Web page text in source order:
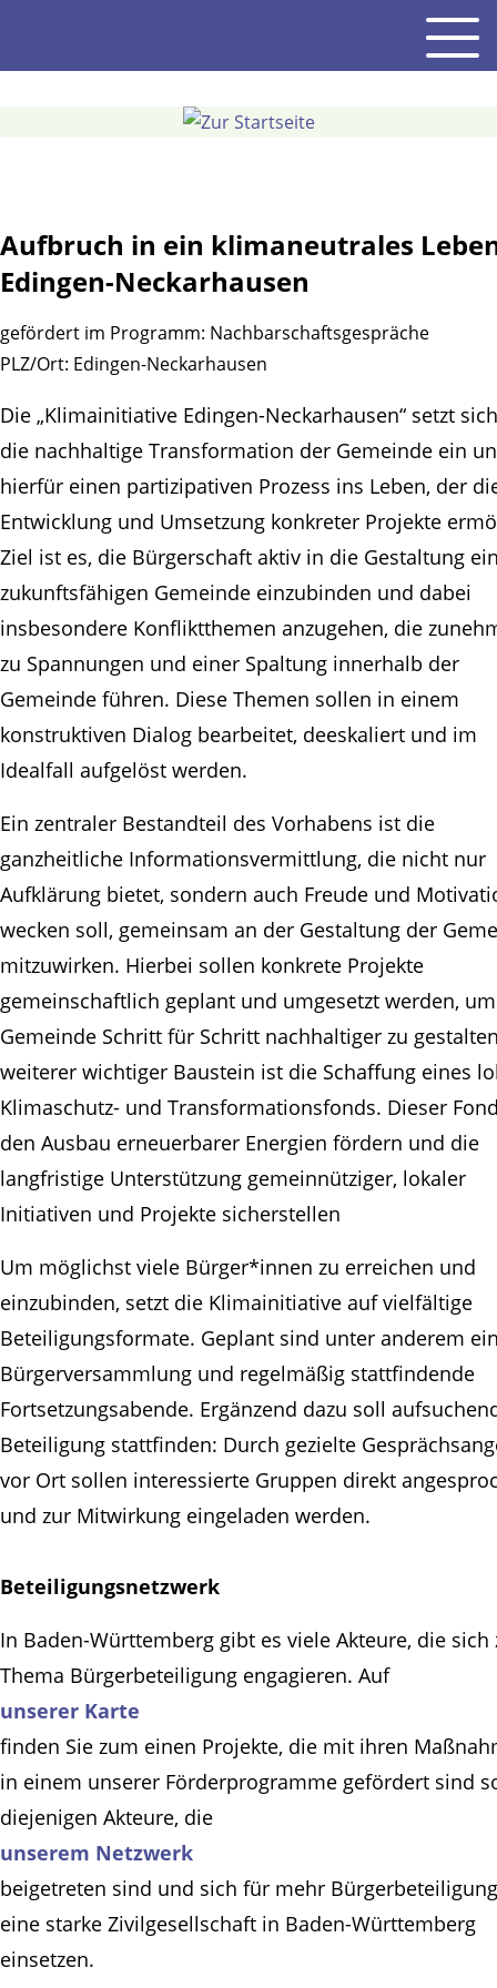
Inhalt
Aufbruch in ein klimaneutrales
Edingen-Neckarhausen
gefördert im Programm: Nachbarschaftsgespräche
PLZ/Ort: Edingen-Neckarhausen
Die „Klimainitiative Edingen-Neckarhausen“ setzt
die nachhaltige Transformation der Gemeinde ein
hierfür einen partizipativen Prozess ins Leben, der
Entwicklung und Umsetzung konkreter Projekte
Ziel ist es, die Bürgerschaft aktiv in die Gestaltung
zukunftsfähigen Gemeinde einzubinden und dabei
insbesondere Konfliktthemen anzugehen, die
zu Spannungen und einer Spaltung innerhalb der
Gemeinde führen. Diese Themen sollen in einem
konstruktiven Dialog bearbeitet, deeskaliert und im
Idealfall aufgelöst werden.
Ein zentraler Bestandteil des Vorhabens ist die
ganzheitliche Informationsvermittlung, die nicht nur
Aufklärung bietet, sondern auch Freude und
wecken soll, gemeinsam an der Gestaltung der
mitzuwirken. Hierbei sollen konkrete Projekte
gemeinschaftlich geplant und umgesetzt werden,
Gemeinde Schritt für Schritt nachhaltiger zu
weiterer wichtiger Baustein ist die Schaffung eines
Klimaschutz- und Transformationsfonds. Dieser
den Ausbau erneuerbarer Energien fördern und die
langfristige Unterstützung gemeinnütziger, lokaler
Initiativen und Projekte sicherstellen
Um möglichst viele Bürger*innen zu erreichen und
einzubinden, setzt die Klimainitiative auf vielfältige
Beteiligungsformate. Geplant sind unter anderem
Bürgerversammlung und regelmäßig stattfindende
Fortsetzungsabende. Ergänzend dazu soll
Beteiligung stattfinden: Durch gezielte
vor Ort sollen interessierte Gruppen direkt
und zur Mitwirkung eingeladen werden.
Beteiligungsnetzwerk
In Baden-Württemberg gibt es viele Akteure, die sich
Thema Bürgerbeteiligung engagieren. Auf
unserer Karte
finden Sie zum einen Projekte, die mit ihren
in einem unserer Förderprogramme gefördert sind
diejenigen Akteure, die
unserem Netzwerk
beigetreten sind und sich für mehr
eine starke Zivilgesellschaft in Baden-Württemberg
einsetzen.